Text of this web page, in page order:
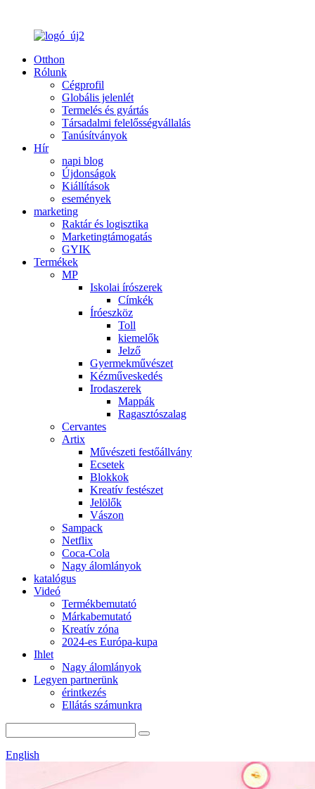
Otthon
Rólunk
Cégprofil
Globális jelenlét
Termelés és gyártás
Társadalmi felelősségvállalás
Tanúsítványok
Hír
napi blog
Újdonságok
Kiállítások
események
marketing
Raktár és logisztika
Marketingtámogatás
GYIK
Termékek
MP
Iskolai írószerek
Címkék
Íróeszköz
Toll
kiemelők
Jelző
Gyermekművészet
Kézműveskedés
Irodaszerek
Mappák
Ragasztószalag
Cervantes
Artix
Művészeti festőállvány
Ecsetek
Blokkok
Kreatív festészet
Jelölők
Vászon
Sampack
Netflix
Coca-Cola
Nagy álomlányok
katalógus
Videó
Termékbemutató
Márkabemutató
Kreatív zóna
2024-es Európa-kupa
Ihlet
Nagy álomlányok
Legyen partnerünk
érintkezés
Ellátás számunkra
English